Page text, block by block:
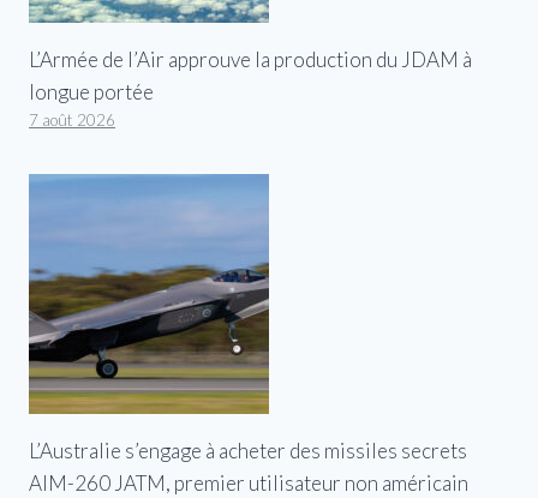
L’Armée de l’Air approuve la production du JDAM à
longue portée
7 août 2026
L’Australie s’engage à acheter des missiles secrets
AIM-260 JATM, premier utilisateur non américain